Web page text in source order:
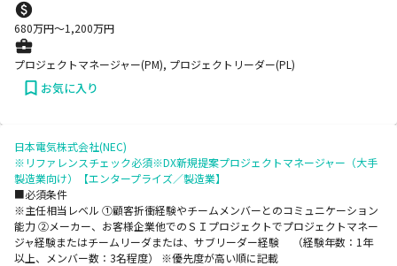
680万円〜1,200万円
プロジェクトマネージャー(PM), プロジェクトリーダー(PL)
お気に入り
日本電気株式会社(NEC)
※リファレンスチェック必須※DX新規提案プロジェクトマネージャー（大手
製造業向け）【エンタープライズ／製造業】
■必須条件
※主任相当レベル ①顧客折衝経験やチームメンバーとのコミュニケーション
能力 ②メーカー、お客様企業他でのＳＩプロジェクトでプロジェクトマネー
ジャ経験またはチームリーダまたは、サブリーダー経験 （経験年数：1年
以上、メンバー数：3名程度） ※優先度が高い順に記載